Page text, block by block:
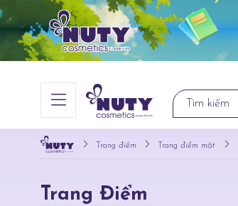
Trang điểm Trang điểm mặt
Trang Điểm